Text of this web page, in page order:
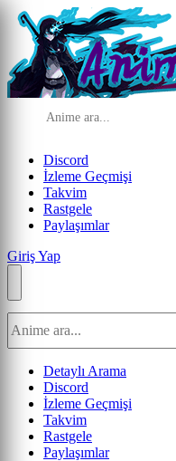
Discord
İzleme Geçmişi
Takvim
Rastgele
Paylaşımlar
Giriş Yap
Detaylı Arama
Discord
İzleme Geçmişi
Takvim
Rastgele
Paylaşımlar